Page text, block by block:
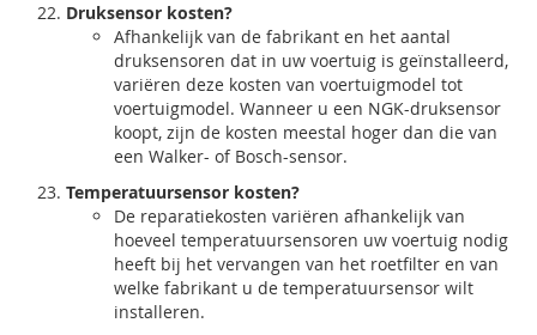
Druksensor kosten?
Afhankelijk van de fabrikant en het aantal
druksensoren dat in uw voertuig is geïnstalleerd,
variëren deze kosten van voertuigmodel tot
voertuigmodel. Wanneer u een NGK-druksensor
koopt, zijn de kosten meestal hoger dan die van
een Walker- of Bosch-sensor.
Temperatuursensor kosten?
De reparatiekosten variëren afhankelijk van
hoeveel temperatuursensoren uw voertuig nodig
heeft bij het vervangen van het roetfilter en van
welke fabrikant u de temperatuursensor wilt
installeren.